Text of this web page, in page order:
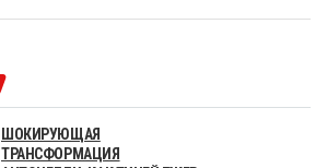
ШОКИРУЮЩАЯ
ТРАНСФОРМАЦИЯ